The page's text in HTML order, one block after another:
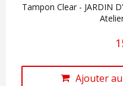
Tampon Clear - JARDIN
Ajouter